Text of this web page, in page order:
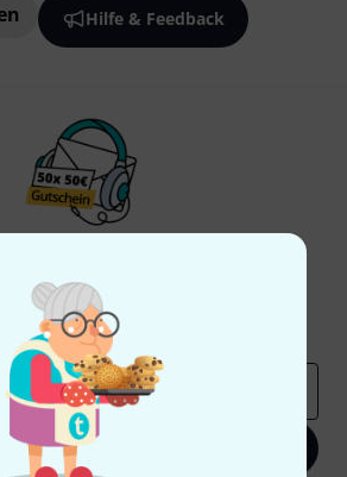
Hilfe & Feedback
Newsletter und gewinne mit
50 Gutscheinen
Deals
Jetzt anmelden